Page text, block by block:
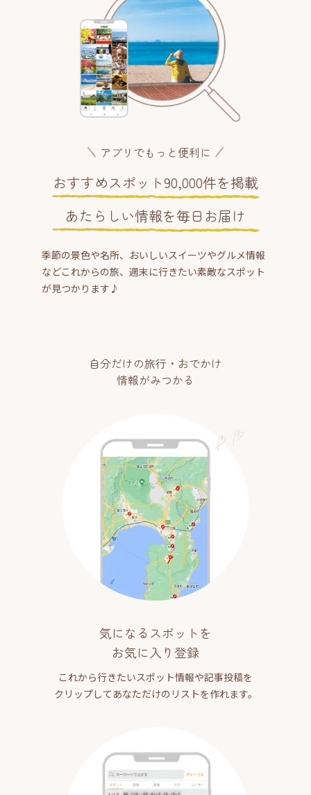
アプリでもっと便利に
おすすめスポット90,000件を掲載
あたらしい情報を毎日お届け
季節の景色や名所、おいしいスイーツやグルメ情報
などこれからの旅、週末に行きたい素敵なスポット
が見つかります♪
自分だけの旅行・おでかけ
情報がみつかる
気になるスポットを
お気に入り登録
これから行きたいスポット情報や記事投稿を
クリップしてあなただけのリストを作れます。